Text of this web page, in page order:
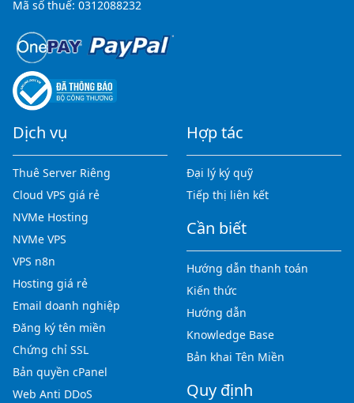
Mã số thuế: 0312088232
Dịch vụ
Thuê Server Riêng
Cloud VPS giá rẻ
NVMe Hosting
NVMe VPS
VPS n8n
Hosting giá rẻ
Email doanh nghiệp
Đăng ký tên miền
Chứng chỉ SSL
Bản quyền cPanel
Web Anti DDoS
Hợp tác
Đại lý ký quỹ
Tiếp thị liên kết
Cần biết
Hướng dẫn thanh toán
Kiến thức
Hướng dẫn
Knowledge Base
Bản khai Tên Miền
Quy định